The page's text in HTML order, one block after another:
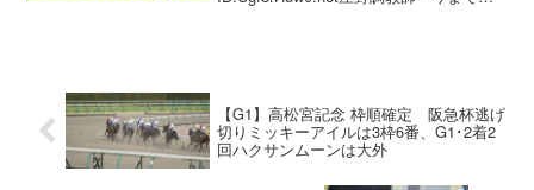
【G1】高松宮記念 枠順確定 阪急杯逃げ
切りミッキーアイルは3枠6番、G1･2着2
回ハクサンムーンは大外